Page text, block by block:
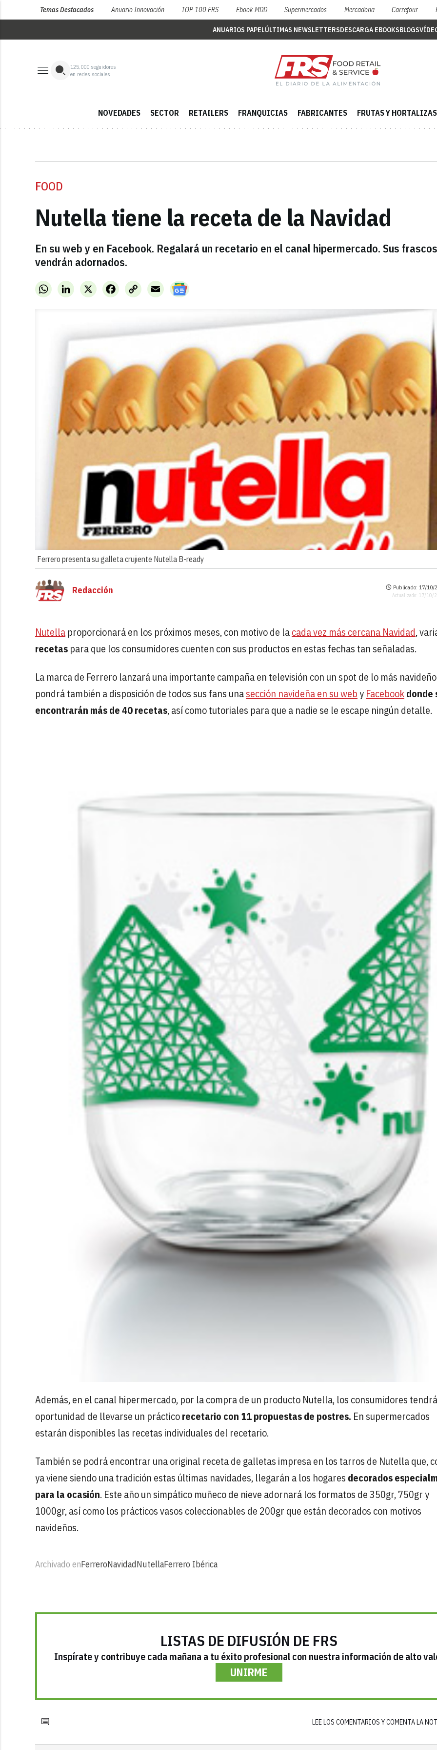
Temas Destacados Anuario Innovación TOP 100 FRS Ebook MDD Supermercados Mercadona Carrefour
ANUARIOS PAPELÚLTIMAS NEWSLETTERSDESCARGA EBOOKSBLOGS
125,000 seguidores
en redes sociales
NOVEDADES SECTOR RETAILERS FRANQUICIAS FABRICANTES FRUTAS Y HORTALIZAS
FOOD
Nutella tiene la receta de la Navidad
En su web y en Facebook. Regalará un recetario en el canal hipermercado. Sus frascos
vendrán adornados.
WhatsAppLinkedInX FacebookCopy
Link
Email
Ferrero presenta su galleta crujiente Nutella B-ready
Redacción Publicado: 17/10/
Actualizado: 17/10/
Nutella proporcionará en los próximos meses, con motivo de lacada vez más cercana Navidad,
recetas para que los consumidores cuenten con sus productos en estas fechas tan señaladas.
La marca de Ferrero lanzará una importante campaña en televisión con un spot de lo más
pondrá también a disposición de todos sus fans unasección navideña en su weby Facebookdonde
encontrarán más de 40 recetas, así como tutoriales para que a nadie se le escape ningún detalle.
Además, en el canal hipermercado, por la compra de un producto Nutella, los consumidores
oportunidad de llevarse un prácticorecetario con 11 propuestas de postres. En supermercados
estarán disponibles las recetas individuales del recetario.
También se podrá encontrar una original receta de galletas impresa en los tarros de Nutella que,
ya viene siendo una tradición estas últimas navidades, llegarán a los hogares decorados
para la ocasión. Este año un simpático muñeco de nieve adornará los formatos de 350gr, 750gr y
1000gr, así como los prácticos vasos coleccionables de 200gr que están decorados con motivos
navideños.
Archivado enFerreroNavidadNutellaFerrero Ibérica
LISTAS DE DIFUSIÓN DE FRS
Inspírate y contribuye cada mañana a tu éxito profesional con nuestra información de alto
UNIRME
LEE LOS COMENTARIOS Y COMENTA LA